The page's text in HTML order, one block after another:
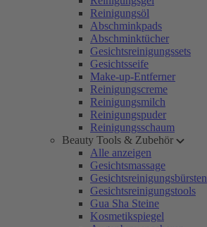
Reinigungsöl
Abschminkpads
Abschminktücher
Gesichtsreinigungssets
Gesichtsseife
Make-up-Entferner
Reinigungscreme
Reinigungsmilch
Reinigungspuder
Reinigungsschaum
Beauty Tools & Zubehör
Alle anzeigen
Gesichtsmassage
Gesichtsreinigungsbürsten
Gesichtsreinigungstools
Gua Sha Steine
Kosmetikspiegel